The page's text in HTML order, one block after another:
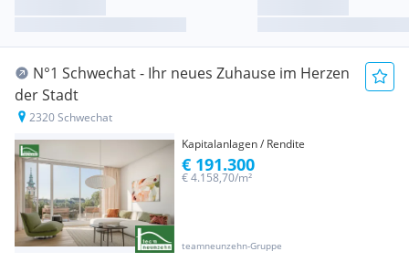
N°1 Schwechat - Ihr neues Zuhause im Herzen
der Stadt
2320 Schwechat
Kapitalanlagen / Rendite
teamneunzehn-Gruppe
€ 4.158,70/m²
€ 191.300